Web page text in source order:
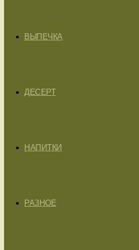
ВЫПЕЧКА
ДЕСЕРТ
НАПИТКИ
РАЗНОЕ